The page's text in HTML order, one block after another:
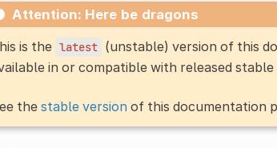
Attention: Here be dragons
is the latest (unstable) version of this
in or compatible with released
the stable versionof this documentation